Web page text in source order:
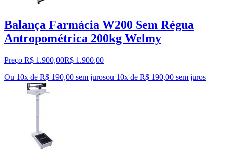
Balança Farmácia W200 Sem Régua
Antropométrica 200kg Welmy
Preço R$ 1.900,00R$ 1.900,00
Ou 10x de R$ 190,00 sem jurosou 10x de R$ 190,00 sem juros